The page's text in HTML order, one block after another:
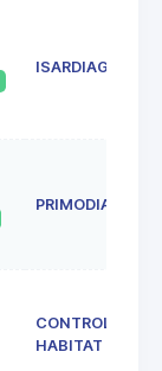
ISARDIAG
PRIMODIAG
CONTROL
HABITAT